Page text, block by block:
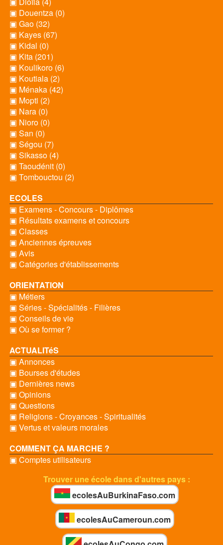
▣ Douentza (0)
▣ Gao (32)
▣ Kayes (67)
▣ Kidal (0)
▣ Kita (201)
▣ Koulikoro (6)
▣ Koutiala (2)
▣ Ménaka (42)
▣ Mopti (2)
▣ Nara (0)
▣ Nioro (0)
▣ San (0)
▣ Ségou (7)
▣ Sikasso (4)
▣ Taoudénit (0)
▣ Tombouctou (2)
ECOLES
▣ Examens - Concours - Diplômes
▣ Résultats examens et concours
▣ Classes
▣ Anciennes épreuves
▣ Avis
▣ Catégories d'établissements
ORIENTATION
▣ Métiers
▣ Séries - Spécialités - Filières
▣ Conseils de vie
▣ Où se former ?
ACTUALITéS
▣ Annonces
▣ Bourses d'études
▣ Dernières news
▣ Opinions
▣ Questions
▣ Religions - Croyances - Spiritualités
▣ Vertus et valeurs morales
COMMENT ÇA MARCHE ?
▣ Comptes utilisateurs
Trouver une école dans d'autres pays :
ecolesAuBurkinaFaso.com
ecolesAuCameroun.com